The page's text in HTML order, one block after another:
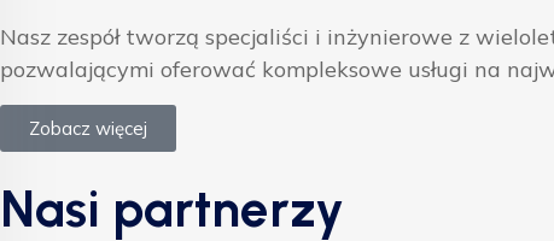
Nasz zespół tworzą specjaliści i inżynierowe z
pozwalającymi oferować kompleksowe usługi na
Zobacz więcej
Nasi partnerzy